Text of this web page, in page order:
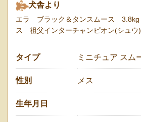
犬舎より
エラ ブラック＆タンスムース 3.8kg
ス 祖父インターチャンピオン(シュウ
タイプ ミニチュア スム
性別 メス
生年月日